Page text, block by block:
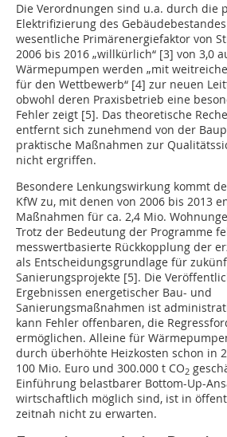
Die Verordnungen sind u.a. durch die
Elektrifizierung des
wesentliche Primärenergiefaktor von
2006 bis 2016 „willkürlich“ [3] von 3,0
Wärmepumpen werden „mit
für den Wettbewerb“ [4] zur neuen
obwohl deren Praxisbetrieb eine
Fehler zeigt [5]. Das theoretische
entfernt sich zunehmend von der
praktische Maßnahmen zur
nicht ergriffen.
Besondere Lenkungswirkung kommt
KfW zu, mit denen von 2006 bis 2013
Maßnahmen für ca. 2,4 Mio.
Trotz der Bedeutung der Programme
messwertbasierte Rückkopplung der
als Entscheidungsgrundlage für
Sanierungsprojekte [5]. Die
Ergebnissen energetischer Bau- und
Sanierungsmaßnahmen ist
kann Fehler offenbaren, die
ermöglichen. Alleine für
durch überhöhte Heizkosten schon in
100 Mio. Euro und 300.000 t CO2
Einführung belastbarer Bottom-Up-
wirtschaftlich möglich sind, ist in
zeitnah nicht zu erwarten.